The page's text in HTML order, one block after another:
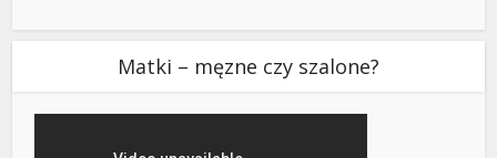
Matki – męzne czy szalone?